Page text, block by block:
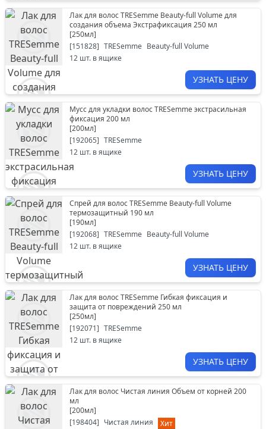
Лак для волос TRESemme Beauty-full Volume для
создания объема Экстрафиксация 250 мл
[250мл]
[151828] TRESemme Beauty-full Volume
12 шт. в ящике
УЗНАТЬ ЦЕНУ
Мусс для укладки волос TRESemme экстрасильная
фиксация 200 мл
[200мл]
[192065] TRESemme
12 шт. в ящике
УЗНАТЬ ЦЕНУ
Спрей для волос TRESemme Beauty-full Volume
термозащитный 190 мл
[190мл]
[192068] TRESemme Beauty-full Volume
12 шт. в ящике
УЗНАТЬ ЦЕНУ
Лак для волос TRESemme Гибкая фиксация и
защита от повреждений 250 мл
[250мл]
[192071] TRESemme
12 шт. в ящике
УЗНАТЬ ЦЕНУ
Лак для волос Чистая линия Объем от корней 200
мл
[200мл]
[198404] Чистая линия
Хит